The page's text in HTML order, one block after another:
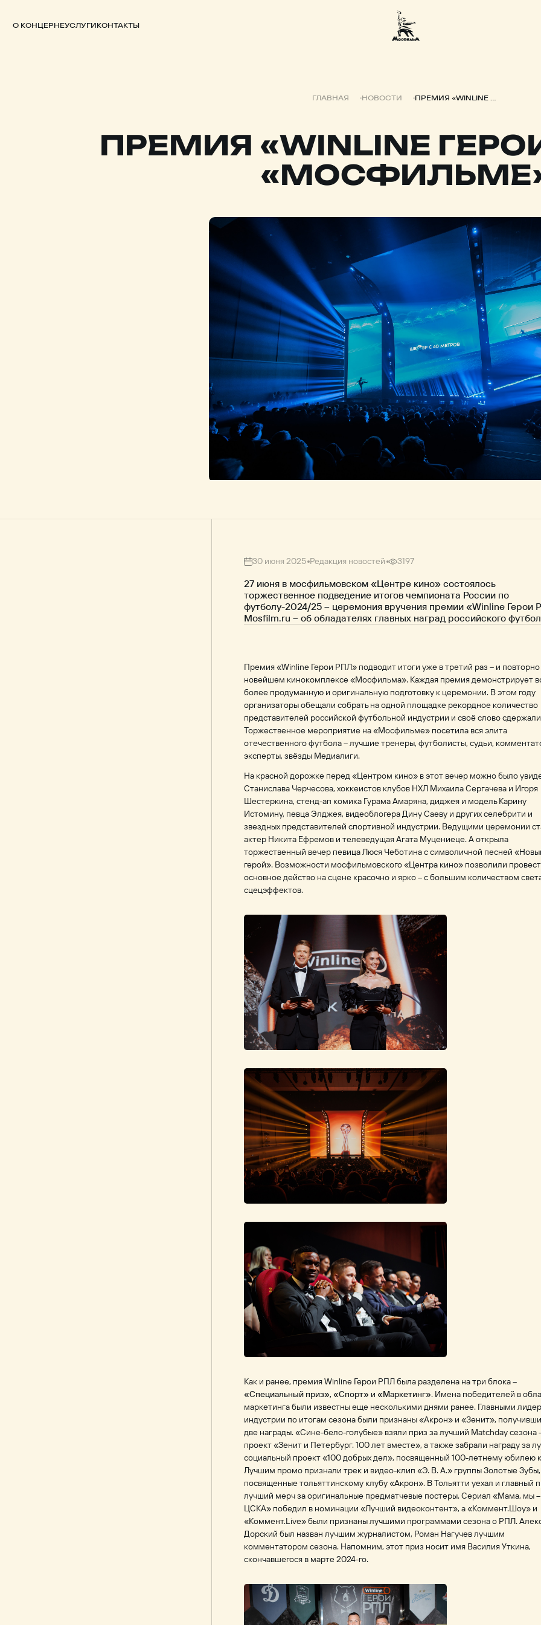
О КОНЦЕРНЕУСЛУГИКОНТАКТЫ
ГЛАВНАЯ НОВОСТИ ПРЕМИЯ «WINLINE ГЕРОИ РПЛ» НА «МОСФИЛЬМЕ»
ПРЕМИЯ «WINLINE
30 июня 2025 Редакция новостей 3197
27 июня в мосфильмовском «Центре кино» состоялось
торжественное подведение итогов чемпионата России по
футболу-2024/25 – церемония вручения премии «Winline Герои
Mosfilm.ru – об обладателях главных наград российского
Премия «Winline Герои РПЛ» подводит итоги уже в третий раз – и повторно
новейшем кинокомплексе «Мосфильма». Каждая премия демонстрирует
более продуманную и оригинальную подготовку к церемонии. В этом году
организаторы обещали собрать на одной площадке рекордное количество
представителей российской футбольной индустрии и своё слово
Торжественное мероприятие на «Мосфильме» посетила вся элита
отечественного футбола – лучшие тренеры, футболисты, судьи,
эксперты, звёзды Медиалиги.
На красной дорожке перед «Центром кино» в этот вечер можно было
Станислава Черчесова, хоккеистов клубов НХЛ Михаила Сергачева и Игоря
Шестеркина, стенд-ап комика Гурама Амаряна, диджея и модель Карину
Истомину, певца Элджея, видеоблогера Дину Саеву и других селебрити и
звездных представителей спортивной индустрии. Ведущими церемонии
актер Никита Ефремов и телеведущая Агата Муцениеце. А открыла
торжественный вечер певица Люся Чеботина с символичной песней
герой». Возможности мосфильмовского «Центра кино» позволили
основное действо на сцене красочно и ярко – с большим количеством
сцецэффектов.
Как и ранее, премия Winline Герои РПЛ была разделена на три блока –
«Специальный приз», «Спорт» и «Маркетинг». Имена победителей в
маркетинга были известны еще несколькими днями ранее. Главными
индустрии по итогам сезона были признаны «Акрон» и «Зенит»,
две награды. «Сине-бело-голубые» взяли приз за лучший Matchday сезона
проект «Зенит и Петербург. 100 лет вместе», а также забрали награду за
социальный проект «100 добрых дел», посвященный 100-летнему юбилею
Лучшим промо признали трек и видео-клип «Э. В. А.» группы Золотые Зубы,
посвященные тольяттинскому клубу «Акрон». В Тольятти уехал и главный
лучший мерч за оригинальные предматчевые постеры. Сериал «Мама, мы –
ЦСКА» победил в номинации «Лучший видеоконтент», а «Коммент.Шоу» и
«Коммент.Live» были признаны лучшими программами сезона о РПЛ.
Дорский был назван лучшим журналистом, Роман Нагучев лучшим
комментатором сезона. Напомним, этот приз носит имя Василия Уткина,
скончавшегося в марте 2024-го.